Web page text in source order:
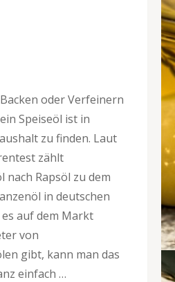
oder Verfeinern
Speiseöl ist in
zu finden. Laut
zählt
nach Rapsöl zu dem
in deutschen
auf dem Markt
von
gibt, kann man das
einfach …